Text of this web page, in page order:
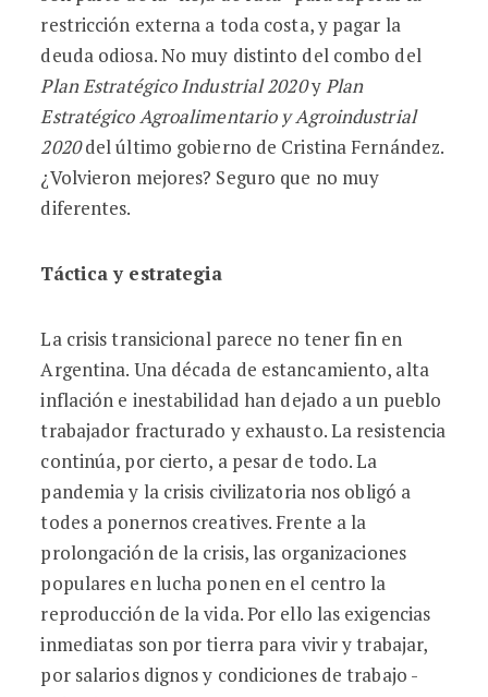
restricción externa a toda costa, y pagar la
deuda odiosa. No muy distinto del combo del
Plan Estratégico Industrial 2020yPlan
Estratégico Agroalimentario y Agroindustrial
2020del último gobierno de Cristina Fernández.
¿Volvieron mejores? Seguro que no muy
diferentes.
Táctica y estrategia
La crisis transicional parece no tener fin en
Argentina. Una década de estancamiento, alta
inflación e inestabilidad han dejado a un pueblo
trabajador fracturado y exhausto. La resistencia
continúa, por cierto, a pesar de todo. La
pandemia y la crisis civilizatoria nos obligó a
todes a ponernos creatives. Frente a la
prolongación de la crisis, las organizaciones
populares en lucha ponen en el centro la
reproducción de la vida. Por ello las exigencias
inmediatas son por tierra para vivir y trabajar,
por salarios dignos y condiciones de trabajo -